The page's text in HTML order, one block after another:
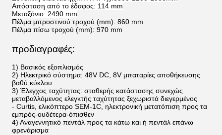
Απόσταση από το έδαφος: 114 mm
Μεταξόνιο: 2490 mm
Πέλμα μπροστινού τροχού (mm): 860 mm
Πέλμα πίσω τροχού (mm): 970 mm
προδιαγραφές:
1) Βασικός εξοπλισμός
2) Ηλεκτρικό σύστημα: 48V DC, 8V μπαταρίες αποθήκευσης
βαθύ κύκλου
3) Έλεγχος ταχύτητας: σταθερής κατάστασης συνεχώς
μεταβαλλόμενος ελεγκτής ταχύτητας ξεχωριστά διεγερμένος
- Curtis, ελικόπτερο SEM-1C, ηλεκτρονική μετατόπιση προς τα
εμπρός-ουδέτερα-όπισθεν
4) Αναγεννητικό πεντάλ προς τα κάτω και ή πεντάλ επάνω
φρενάρισμα